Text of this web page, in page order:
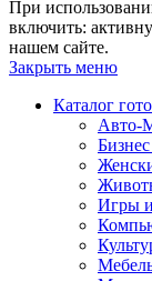
При
включить:
нашем сайте.
Закрыть меню
Каталог
Авто-
Игры и